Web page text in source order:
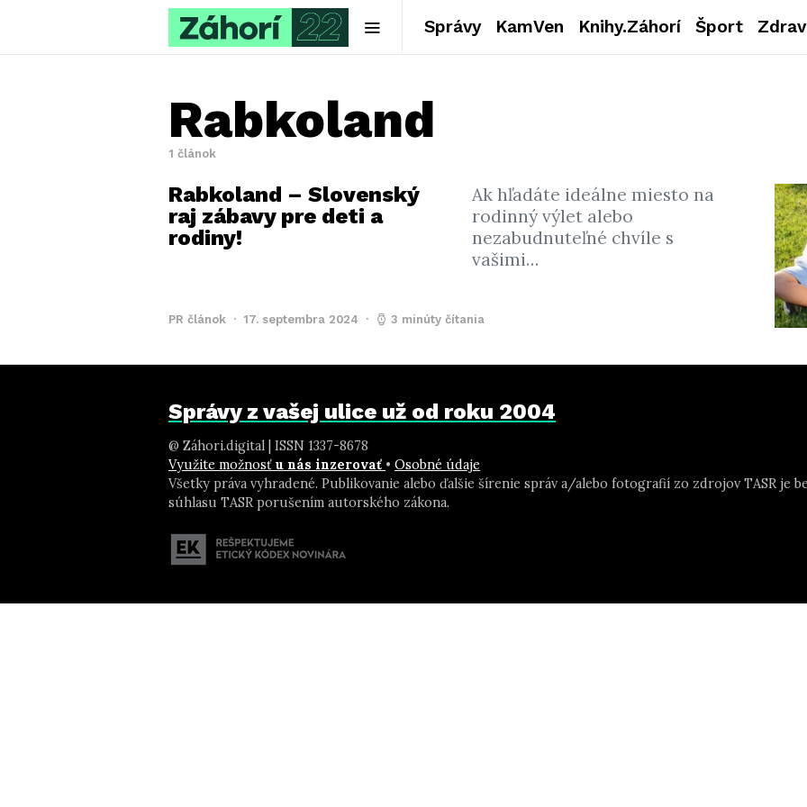
Správy KamVen Knihy.Záhorí Šport
Rabkoland
1 článok
Rabkoland – Slovenský
raj zábavy pre deti a
rodiny!
Ak hľadáte ideálne miesto na
rodinný výlet alebo
nezabudnuteľné chvíle s
vašimi…
PR článok 17. septembra 2024 3 minúty čítania
Správy z vašej ulice už od roku 2004
@ Záhori.digital | ISSN 1337-8678
Využite možnosť u nás inzerovať • Osobné údaje
Všetky práva vyhradené. Publikovanie alebo ďalšie šírenie správ a/alebo fotografií zo zdrojov TASR je
súhlasu TASR porušením autorského zákona.